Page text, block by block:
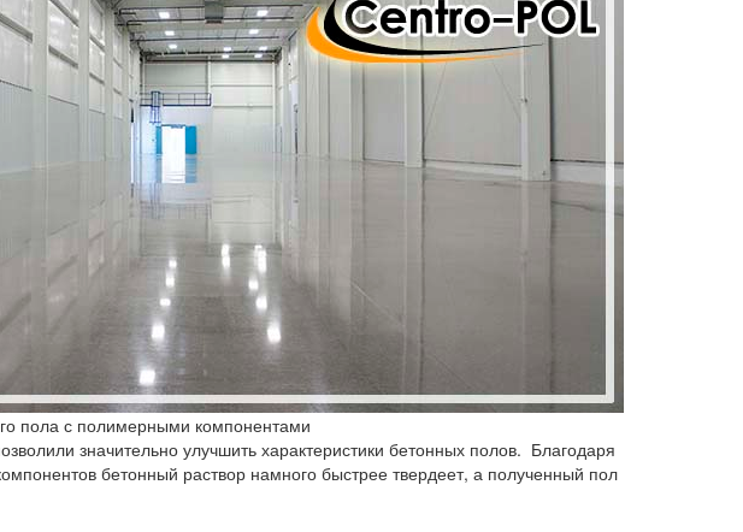
пола с полимерными компонентами
значительно улучшить характеристики бетонных полов. Благодаря
бетонный раствор намного быстрее твердеет, а полученный пол